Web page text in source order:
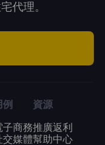
代理。
例
子商務
交媒體
資源
推廣返利
幫助中心